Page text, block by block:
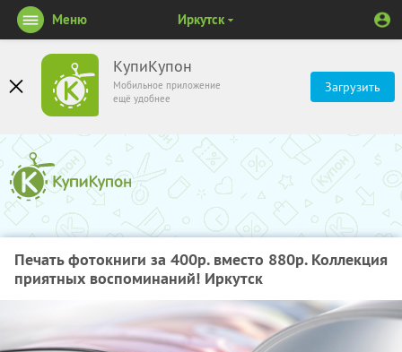
КупиКупон
Мобильное приложение
ещё удобнее
Загрузить
Меню Иркутск
Печать фотокниги за 400р. вместо 880р. Коллекция
приятных воспоминаний! Иркутск